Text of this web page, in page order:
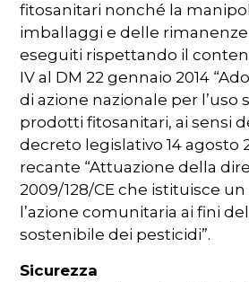
fitosanitari nonché la
imballaggi e delle
eseguiti rispettando il
IV al DM 22 gennaio 2014
di azione nazionale per l’uso
prodotti fitosanitari, ai sensi
decreto legislativo 14 agosto
recante “Attuazione della
2009/128/CE che istituisce
l’azione comunitaria ai fini
sostenibile dei pesticidi”.
Sicurezza